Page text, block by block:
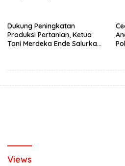
Dukung Peningkatan
Produksi Pertanian, Ketua
Tani Merdeka Ende Salurkan
Views